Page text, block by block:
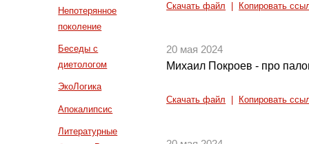
Непотерянное
поколение
Беседы с
диетологом
ЭкоЛогика
Апокалипсис
Литературные
Скачать файл Копировать
20 мая 2024
Михаил Покроев - про
Скачать файл Копировать